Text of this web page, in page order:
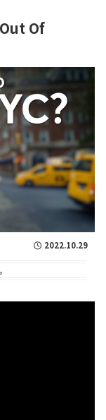
Of
2022.10.29